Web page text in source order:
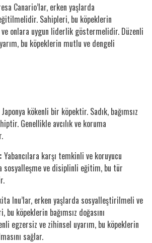
Canario’lar, erken yaşlarda
Sahipleri, bu köpeklerin
ve onlara uygun liderlik göstermelidir. Düzenli
bu köpeklerin mutlu ve dengeli
kökenli bir köpektir. Sadık, bağımsız
Genellikle avcılık ve koruma
Yabancılara karşı temkinli ve koruyucu
sosyalleşme ve disiplinli eğitim, bu tür
Inu’lar, erken yaşlarda sosyalleştirilmeli ve
köpeklerin bağımsız doğasını
egzersiz ve zihinsel uyarım, bu köpeklerin
sağlar.